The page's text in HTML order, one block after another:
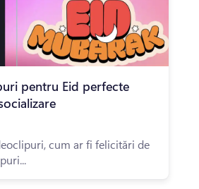
pentru Eid perfecte
cum ar fi felicitări de